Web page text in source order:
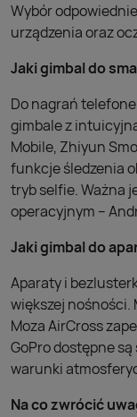
Wybór
urządzenia oraz
Jaki gimbal do
Do nagrań
gimbale z
Mobile, Zhiyun
funkcje śledzenia
tryb selfie. Ważna
operacyjnym –
Jaki gimbal do
Aparaty i
większej nośności.
Moza AirCross
GoPro dostępne
warunki
Na co zwrócić